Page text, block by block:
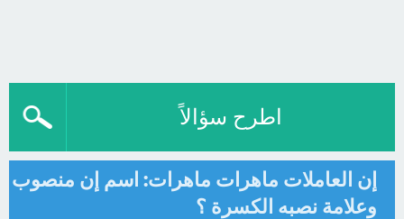
اطرح سؤالاً
إن العاملات ماهرات ماهرات: اسم إن منصوب
وعلامة نصبه الكسرة ؟